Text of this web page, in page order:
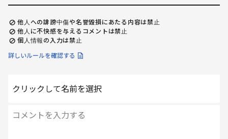
他人への誹謗中傷や名誉毀損にあたる内容は禁止
他人に不快感を与えるコメントは禁止
個人情報の入力は禁止
詳しいルールを確認する
クリックして名前を選択